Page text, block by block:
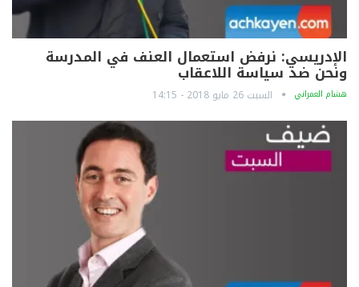
الإدريسي: نرفض استعمال العنف في المدرسة
ونحن ضد سياسة اللاعقاب
هشام العمراني السبت 26 مايو 2018 - 14:15